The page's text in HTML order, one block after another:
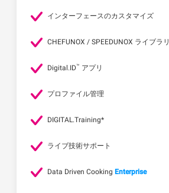
インターフェースのカスタマイズ
CHEFUNOX / SPEEDUNOX ライブラリ
Digital.ID™ アプリ
プロファイル管理
DIGITAL.Training*
ライブ技術サポート
Data Driven Cooking Enterprise